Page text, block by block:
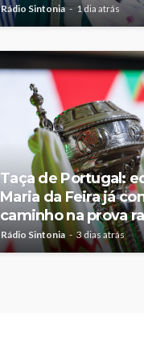
Rádio Sintonia 1 dia atrás
Taça de Portugal:
Maria da Feira já
caminho na prova
Rádio Sintonia 3 dias atrás